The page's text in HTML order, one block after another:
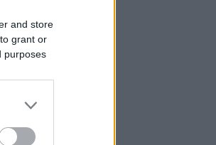
and store
grant or
purposes